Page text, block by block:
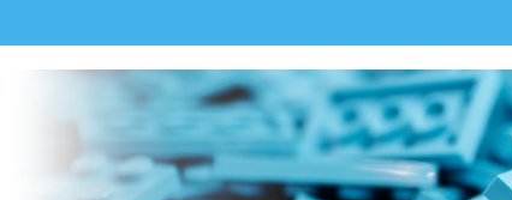
du Nord – Association